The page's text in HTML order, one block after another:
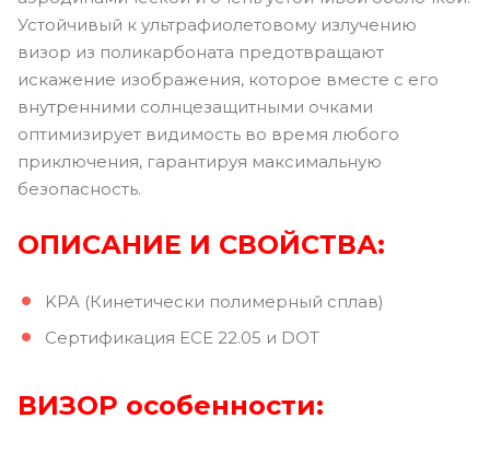
Устойчивый к ультрафиолетовому излучению
визор из поликарбоната предотвращают
искажение изображения, которое вместе с его
внутренними солнцезащитными очками
оптимизирует видимость во время любого
приключения, гарантируя максимальную
безопасность.
ОПИСАНИЕ И СВОЙСТВА:
KPA (Кинетически полимерный сплав)
Сертификация ECE 22.05 и DOT
ВИЗОР особенности: